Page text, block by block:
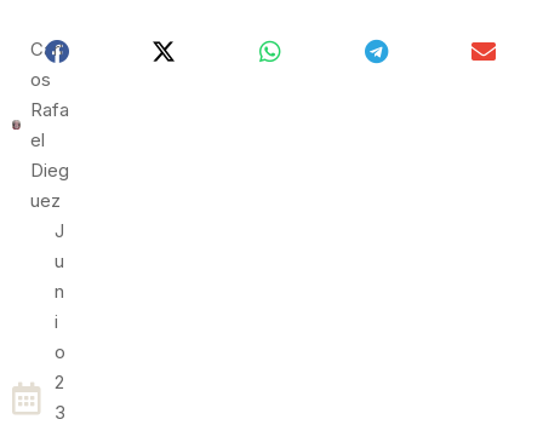
Carl
Os
Rafa
El
Dieg
Uez
J
U
N
I
O
2
3